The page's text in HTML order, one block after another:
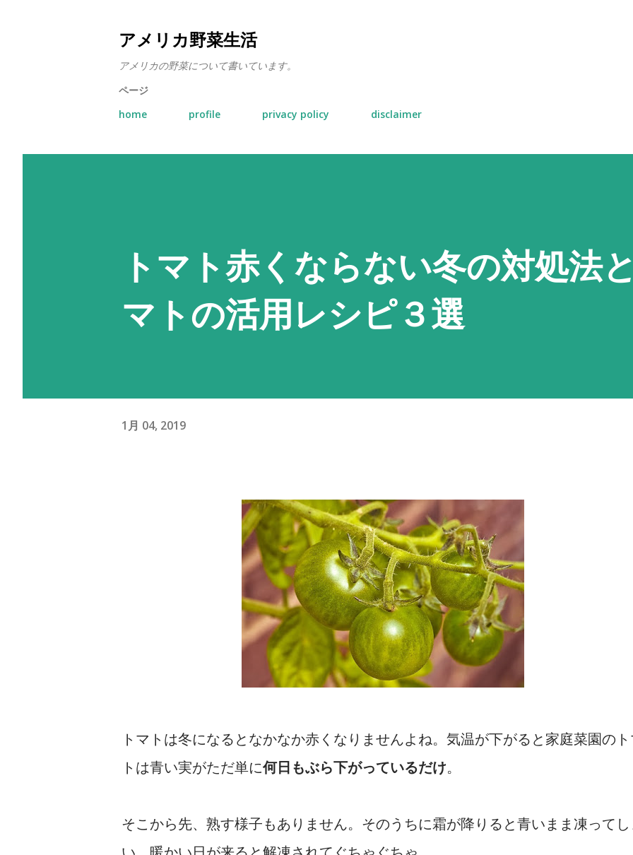
アメリカ野菜生活
アメリカの野菜について書いています。
ページ
home
profile privacy policy disclaimer
トマト赤くならない冬の対処法
マトの活用レシピ３選
1月 04, 2019
トマトは冬になるとなかなか赤くなりませんよね。気温が下がると家庭菜園のト
トは青い実がただ単に何日もぶら下がっているだけ。
そこから先、熟す様子もありません。そのうちに霜が降りると青いまま凍ってし